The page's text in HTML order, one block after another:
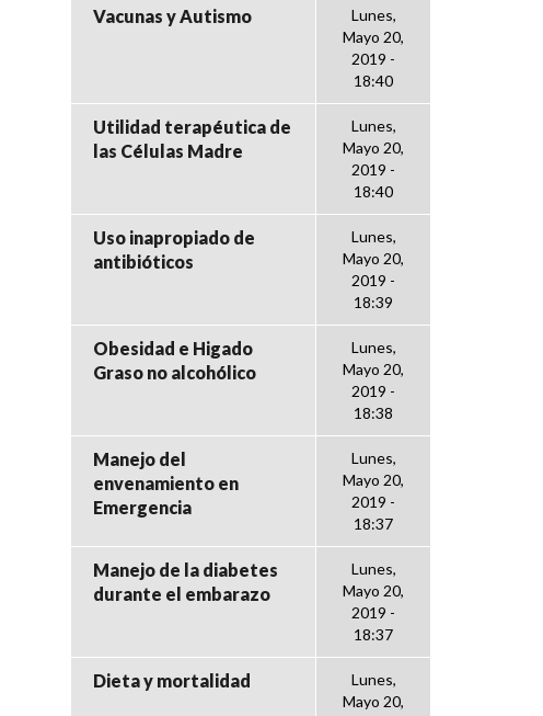
Vacunas y Autismo
Lunes,
Mayo 20,
2019 -
18:40
Utilidad terapéutica de
las Células Madre
Lunes,
Mayo 20,
2019 -
18:40
Uso inapropiado de
antibióticos
Lunes,
Mayo 20,
2019 -
18:39
Obesidad e Higado
Graso no alcohólico
Lunes,
Mayo 20,
2019 -
18:38
Manejo del
envenamiento en
Emergencia
Lunes,
Mayo 20,
2019 -
18:37
Manejo de la diabetes
durante el embarazo
Lunes,
Mayo 20,
2019 -
18:37
Dieta y mortalidad
Lunes,
Mayo 20,